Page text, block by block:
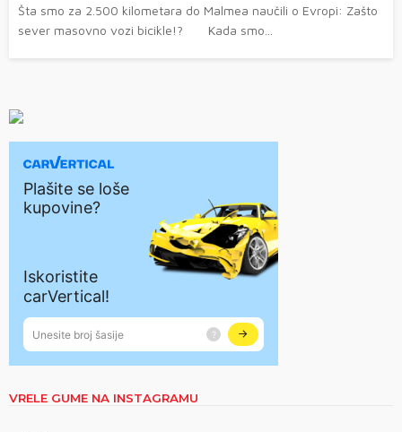
Šta smo za 2.500 kilometara do Malmea naučili o Evropi: Zašto
sever masovno vozi bicikle!? Kada smo...
VRELE GUME NA INSTAGRAMU